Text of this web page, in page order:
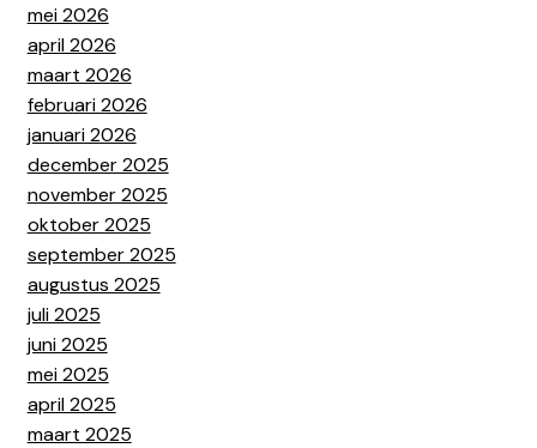
mei 2026
april 2026
maart 2026
februari 2026
januari 2026
december 2025
november 2025
oktober 2025
september 2025
augustus 2025
juli 2025
juni 2025
mei 2025
april 2025
maart 2025